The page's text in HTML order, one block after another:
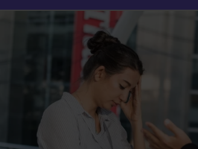
Roermond
Venlo
Sittard
Venray
Noord-Limburg
Midden-Limburg